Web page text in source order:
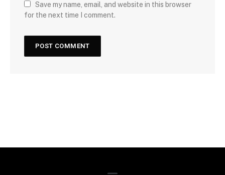
Save my name, email, and website in this browser
for the next time I comment.